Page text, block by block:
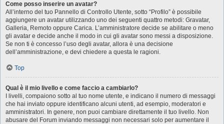
Come posso inserire un avatar?
All’interno del tuo Pannello di Controllo Utente, sotto “Profilo” è possibile
aggiungere un avatar utilizzando uno dei seguenti quattro metodi: Gravatar,
Galleria, Remoto oppure Carica. L’amministratore decide se abilitare o meno
gli avatar e decide anche il modo in cui gli avatar sono messi a disposizione.
Se non ti è concesso l’uso degli avatar, allora è una decisione
dell’amministrazione, e devi chiedere a questa le ragioni.
Top
Qual è il mio livello e come faccio a cambiarlo?
I livelli, compaiono sotto al tuo nome utente, e indicano il numero di messaggi
che hai inviato oppure identificano alcuni utenti, ad esempio, moderatori e
amministratori. In genere, non puoi cambiare direttamente il tuo livello. Non
abusare del Forum inviando messaggi non necessari solo per aumentare il